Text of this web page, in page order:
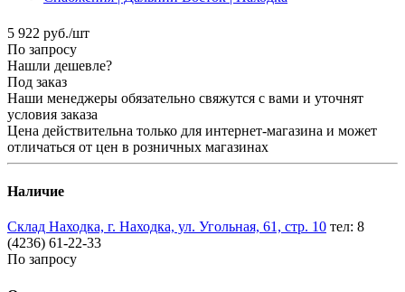
5 922 руб./шт
По запросу
Нашли дешевле?
Под заказ
Наши менеджеры обязательно свяжутся с вами и уточнят
условия заказа
Цена действительна только для интернет-магазина и может
отличаться от цен в розничных магазинах
Наличие
Склад Находка, г. Находка, ул. Угольная, 61, стр. 10 тел: 8
(4236) 61-22-33
По запросу